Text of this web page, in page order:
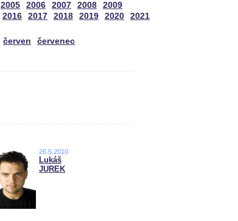
2005 2006 2007 2008 2009
2016 2017 2018 2019 2020
2021
červen
červenec
26.5.2010
Lukáš
JUREK